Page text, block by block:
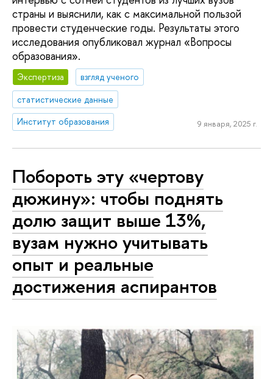
страны и выяснили, как с максимальной пользой
провести студенческие годы. Результаты этого
исследования опубликовал журнал «Вопросы
образования».
Экспертиза
взгляд ученого
статистические данные
Институт образования
9 января, 2025 г.
Побороть эту «чертову
дюжину»: чтобы поднять
долю защит выше 13%,
вузам нужно учитывать
опыт и реальные
достижения аспирантов